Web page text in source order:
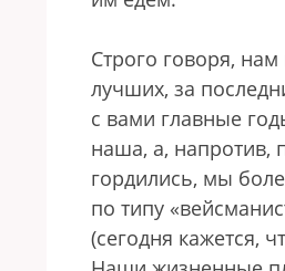
Строго говоря,
лучших, за
с вами главные
наша, а, напротив,
гордились, мы
по типу
(сегодня кажется,